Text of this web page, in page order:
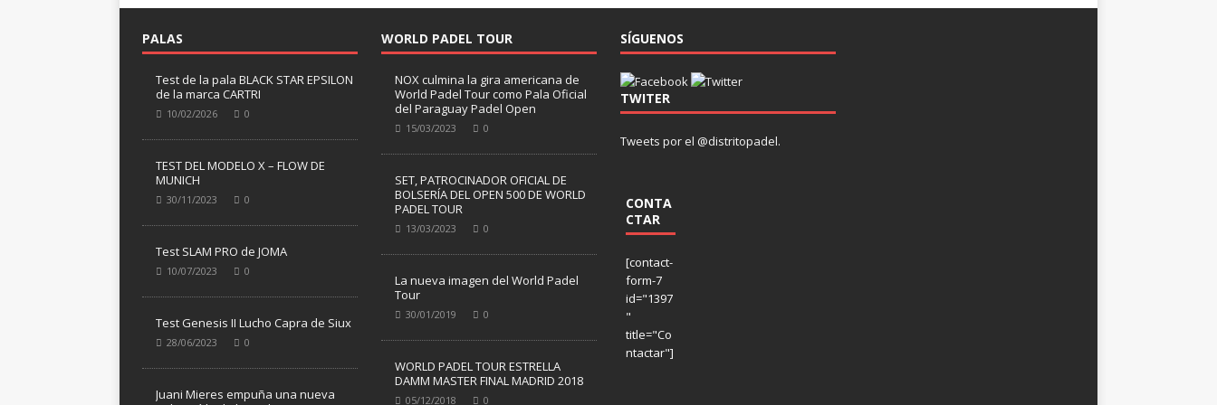
PALAS
Test de la pala BLACK STAR EPSILON
de la marca CARTRI
10/02/2026 0
TEST DEL MODELO X – FLOW DE
MUNICH
30/11/2023 0
Test SLAM PRO de JOMA
10/07/2023 0
Test Genesis II Lucho Capra de Siux
28/06/2023 0
Juani Mieres empuña una nueva
WORLD PADEL TOUR
NOX culmina la gira americana de
World Padel Tour como Pala Oficial
del Paraguay Padel Open
15/03/2023 0
SET, PATROCINADOR OFICIAL DE
BOLSERÍA DEL OPEN 500 DE WORLD
PADEL TOUR
13/03/2023 0
La nueva imagen del World Padel
Tour
30/01/2019 0
WORLD PADEL TOUR ESTRELLA
DAMM MASTER FINAL MADRID 2018
05/12/2018 0
SÍGUENOS
TWITER
Tweets por el @distritopadel.
CONTA
CTAR
[contact-
form-7
id="1397
"
title="Co
ntactar"]